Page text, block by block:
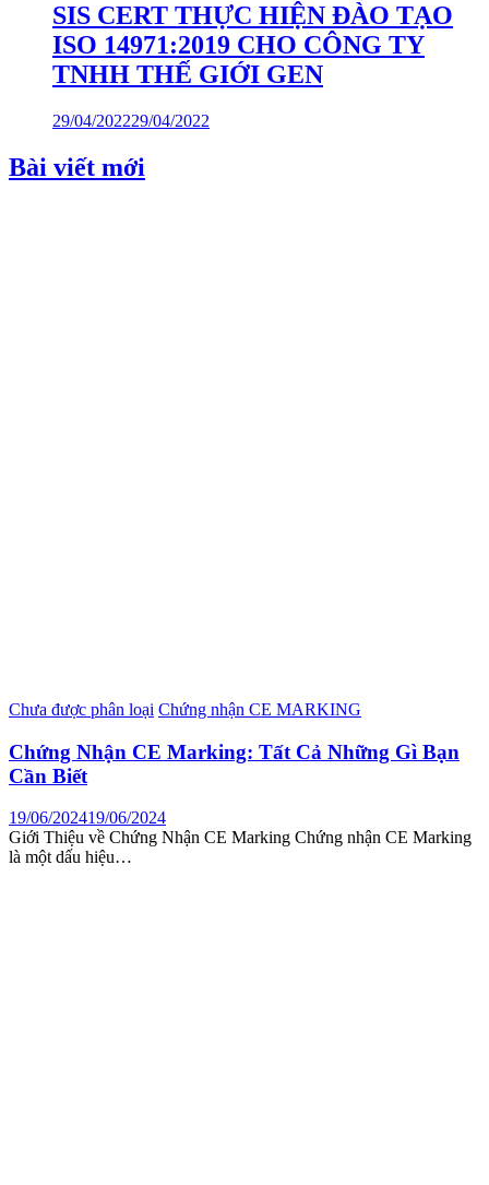
SIS CERT THỰC HIỆN ĐÀO TẠO
ISO 14971:2019 CHO CÔNG TY
TNHH THẾ GIỚI GEN
29/04/202229/04/2022
Bài viết mới
Chưa được phân loại Chứng nhận CE MARKING
Chứng Nhận CE Marking: Tất Cả Những Gì Bạn
Cần Biết
19/06/202419/06/2024
Giới Thiệu về Chứng Nhận CE Marking Chứng nhận CE Marking
là một dấu hiệu…